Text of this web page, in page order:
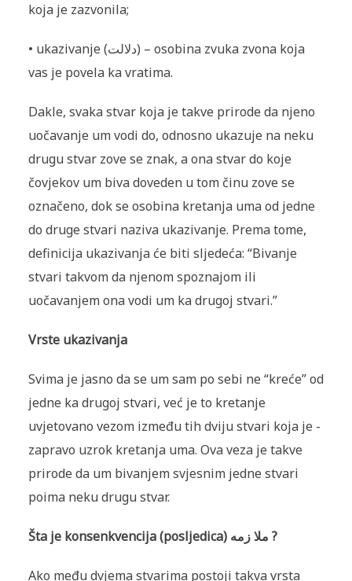
koja je zaz­vonila;
• ukazivanje (دلالت) – osobina zvuka zvona koja
vas je povela ka vratima.
Dakle, svaka stvar koja je takve prirode da njeno
uočavanje um vodi do, odnosno ukazuje na neku
drugu stvar zove se znak, a ona stvar do koje
čovjekov um biva doveden u tom činu zove se
označeno, dok se osobina kretanja uma od jedne
do druge stvari naziva ukazivanje. Prema tome,
definicija ukazivanja će biti sljedeća: “Bivanje
stvari takvom da njenom spoznajom ili
uočavanjem ona vodi um ka drugoj stvari.”
Vrste ukazivanja
Svima je jasno da se um sam po sebi ne “kreće” od
jedne ka drugoj stvari, već je to kretanje
uvjetovano vezom između tih dviju stvari koja je ­
zapravo uzrok kretanja uma. Ova veza je takve
prirode da um bivanjem svjesnim jedne stvari
poima neku drugu stvar.
Šta je konsenkvencija (posljedica) ملا زمه ?
Ako među dvjema stvarima postoji takva vrsta